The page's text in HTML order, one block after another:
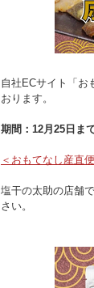
自社ECサイト「お
おります。
期間：12月25日ま
＜おもてなし産直
塩干の太助の店舗
さい。